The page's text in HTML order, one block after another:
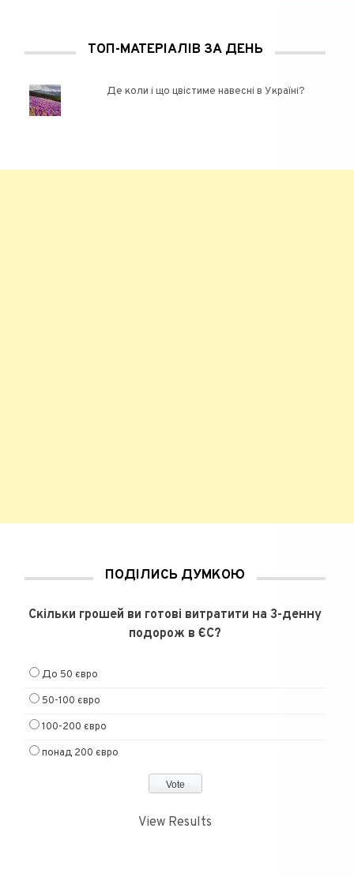
ТОП-МАТЕРІАЛІВ ЗА ДЕНЬ
Де коли і що цвістиме навесні в Україні?
ПОДІЛИСЬ ДУМКОЮ
Скільки грошей ви готові витратити на 3-денну
подорож в ЄС?
До 50 євро
50-100 євро
100-200 євро
понад 200 євро
View Results